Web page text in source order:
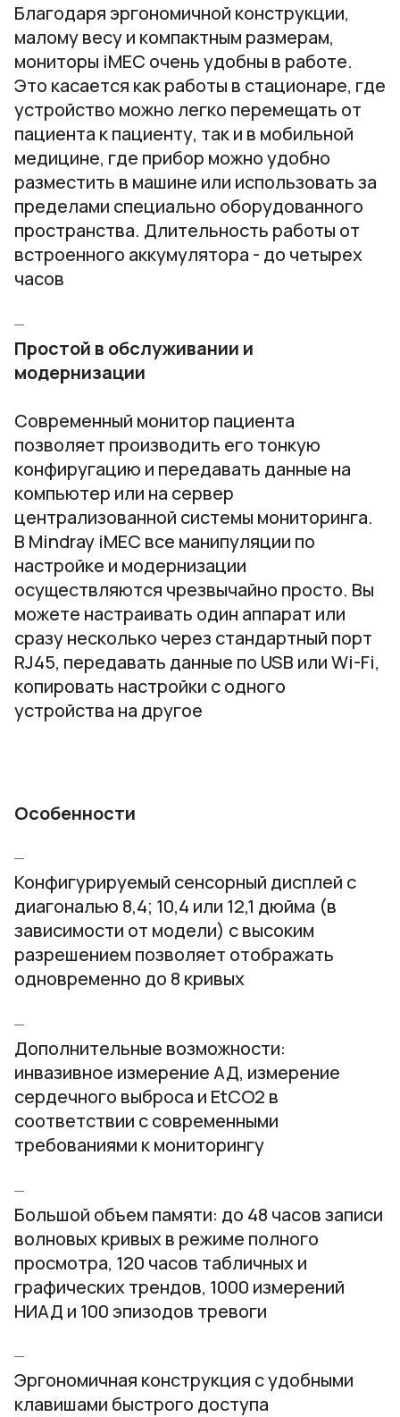
Благодаря эргономичной конструкции,
малому весу и компактным размерам,
мониторы iMEC очень удобны в работе.
Это касается как работы в стационаре, где
устройство можно легко перемещать от
пациента к пациенту, так и в мобильной
медицине, где прибор можно удобно
разместить в машине или использовать за
пределами специально оборудованного
пространства. Длительность работы от
встроенного аккумулятора - до четырех
часов
Простой в обслуживании и
модернизации
Современный монитор пациента
позволяет производить его тонкую
конфиругацию и передавать данные на
компьютер или на сервер
централизованной системы мониторинга.
В Mindray iMEC все манипуляции по
настройке и модернизации
осуществляются чрезвычайно просто. Вы
можете настраивать один аппарат или
сразу несколько через стандартный порт
RJ45, передавать данные по USB или Wi-Fi,
копировать настройки с одного
устройства на другое
Особенности
Конфигурируемый сенсорный дисплей с
диагональю 8,4; 10,4 или 12,1 дюйма (в
зависимости от модели) с высоким
разрешением позволяет отображать
одновременно до 8 кривых
Дополнительные возможности:
инвазивное измерение АД, измерение
сердечного выброса и EtCO2 в
соответствии с современными
требованиями к мониторингу
Большой объем памяти: до 48 часов записи
волновых кривых в режиме полного
просмотра, 120 часов табличных и
графических трендов, 1000 измерений
НИАД и 100 эпизодов тревоги
Эргономичная конструкция с удобными
клавишами быстрого доступа